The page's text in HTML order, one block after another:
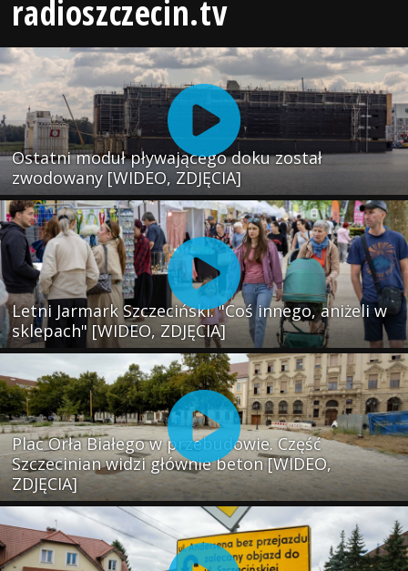
radioszczecin.tv
Ostatni moduł pływającego doku został
zwodowany [WIDEO, ZDJĘCIA]
Letni Jarmark Szczeciński. "Coś innego, aniżeli w
sklepach" [WIDEO, ZDJĘCIA]
Plac Orła Białego w przebudowie. Część
Szczecinian widzi głównie beton [WIDEO,
ZDJĘCIA]